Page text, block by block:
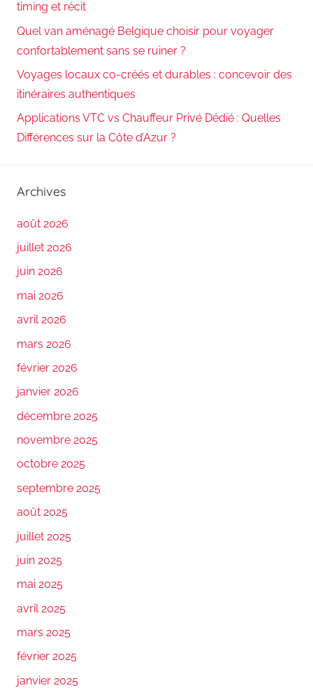
timing et récit
Quel van aménagé Belgique choisir pour voyager
confortablement sans se ruiner ?
Voyages locaux co-créés et durables : concevoir des
itinéraires authentiques
Applications VTC vs Chauffeur Privé Dédié : Quelles
Différences sur la Côte d’Azur ?
Archives
août 2026
juillet 2026
juin 2026
mai 2026
avril 2026
mars 2026
février 2026
janvier 2026
décembre 2025
novembre 2025
octobre 2025
septembre 2025
août 2025
juillet 2025
juin 2025
mai 2025
avril 2025
mars 2025
février 2025
janvier 2025